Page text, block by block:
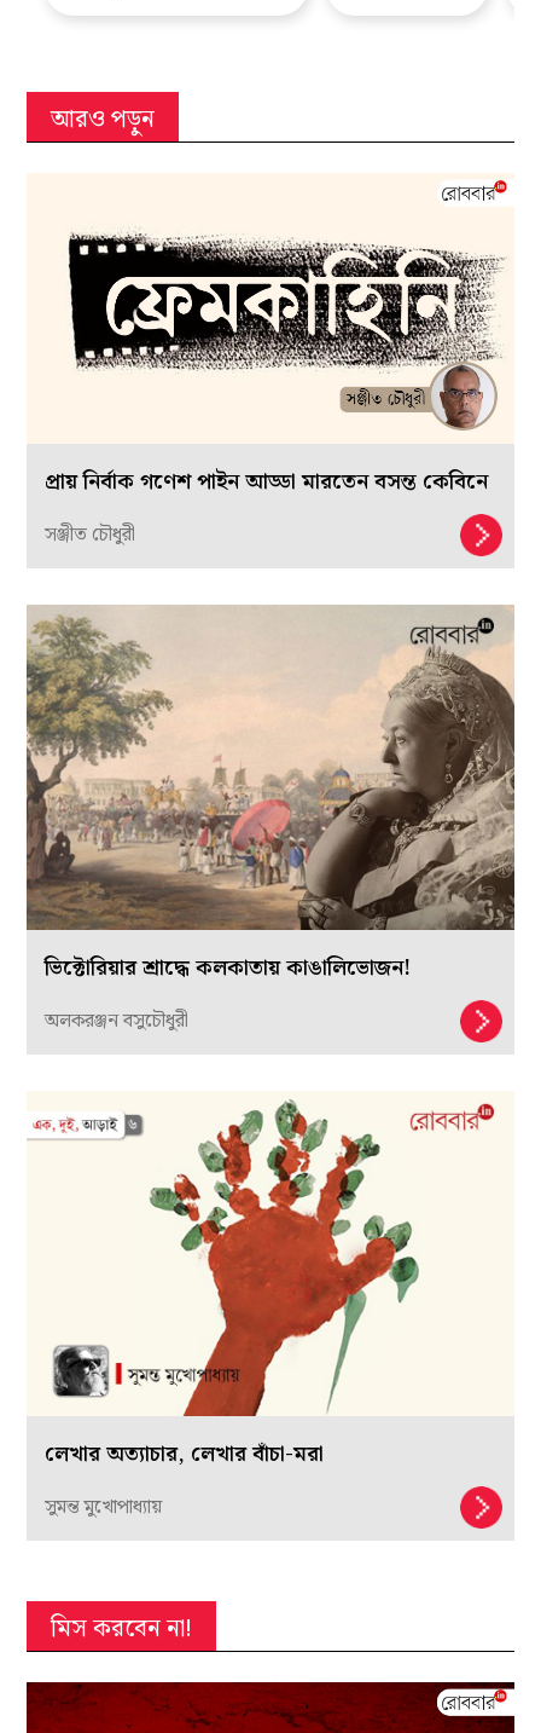
আরও পড়ুন
প্রায় নির্বাক গণেশ পাইন আড্ডা মারতেন বসন্ত কেবিনে
সঞ্জীত চৌধুরী
ভিক্টোরিয়ার শ্রাদ্ধে কলকাতায় কাঙালিভোজন!
অলকরঞ্জন বসুচৌধুরী
লেখার অত্যাচার, লেখার বাঁচা-মরা
সুমন্ত মুখোপাধ্যায়
মিস করবেন না!